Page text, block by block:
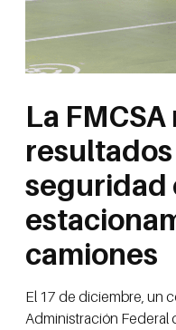
La
seguridad
camiones
El 17 de diciembre, un
Administración Federal